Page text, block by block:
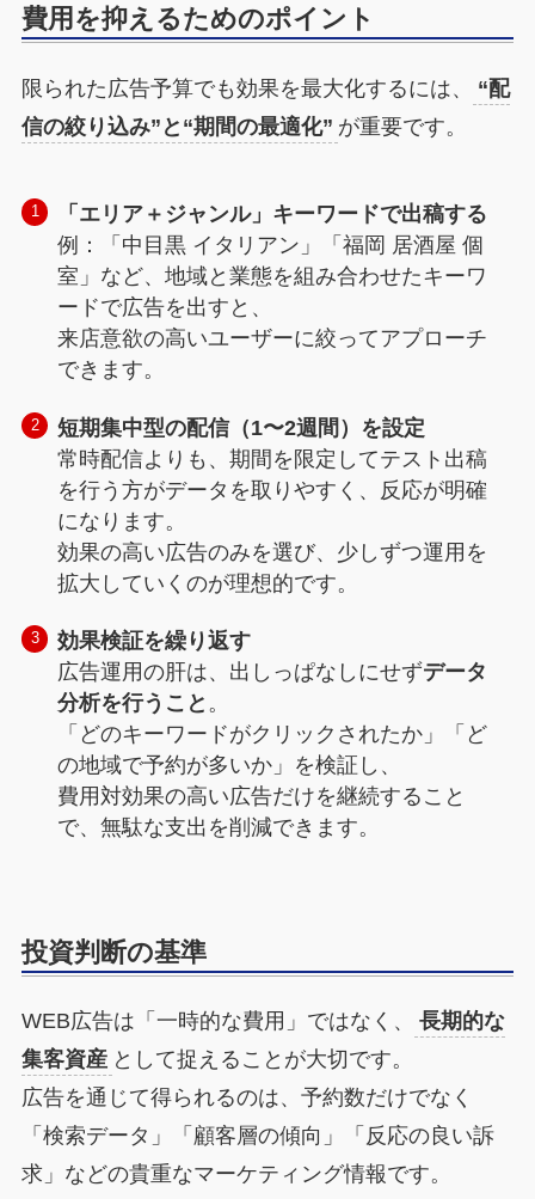
費用を抑えるためのポイント
限られた広告予算でも効果を最大化するには、
“配
信の絞り込み”と“期間の最適化” が重要です。
「エリア＋ジャンル」キーワードで出稿する
例：「中目黒 イタリアン」「福岡 居酒屋 個
室」など、地域と業態を組み合わせたキーワ
ードで広告を出すと、
来店意欲の高いユーザーに絞ってアプローチ
できます。
短期集中型の配信（1〜2週間）を設定
常時配信よりも、期間を限定してテスト出稿
を行う方がデータを取りやすく、反応が明確
になります。
効果の高い広告のみを選び、少しずつ運用を
拡大していくのが理想的です。
効果検証を繰り返す
広告運用の肝は、出しっぱなしにせずデータ
分析を行うこと 。
「どのキーワードがクリックされたか」「ど
の地域で予約が多いか」を検証し、
費用対効果の高い広告だけを継続すること
で、無駄な支出を削減できます。
投資判断の基準
WEB広告は「一時的な費用」ではなく、
長期的な
集客資産 として捉えることが大切です。
広告を通じて得られるのは、予約数だけでなく
「検索データ」「顧客層の傾向」「反応の良い訴
求」などの貴重なマーケティング情報です。